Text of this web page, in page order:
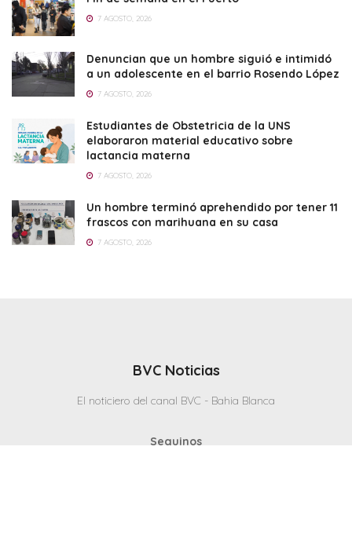
7 AGOSTO, 2026
Denuncian que un hombre siguió e intimidó
a un adolescente en el barrio Rosendo López
7 AGOSTO, 2026
Estudiantes de Obstetricia de la UNS
elaboraron material educativo sobre
lactancia materna
7 AGOSTO, 2026
Un hombre terminó aprehendido por tener 11
frascos con marihuana en su casa
7 AGOSTO, 2026
BVC Noticias
El noticiero del canal BVC - Bahia Blanca
Seguinos